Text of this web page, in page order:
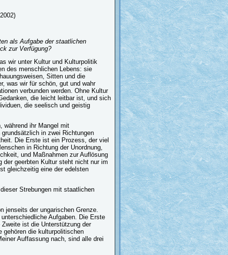
als Aufgabe der staatlichen
zur Verfügung?
wir unter Kultur und Kulturpolitik
des menschlichen Lebens: sie
Sitten und die
was wir für schön, gut und wahr
verbunden werden. Ohne Kultur
die leicht leitbar ist, und sich
die seelisch und geistig
während ihr Mangel mit
in zwei Richtungen
Die Erste ist ein Prozess, der viel
in Richtung der Unordnung,
und Maßnahmen zur Auflösung
der geerbten Kultur steht nicht nur im
gleichzeitig eine der edelsten
Strebungen mit staatlichen
jenseits der ungarischen Grenze.
Aufgaben. Die Erste
ist die Unterstützung der
gehören die kulturpolitischen
Auffassung nach, sind alle drei